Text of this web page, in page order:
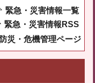
緊急・災害情報一覧
緊急・災害情報RSS
防災・危機管理ページ